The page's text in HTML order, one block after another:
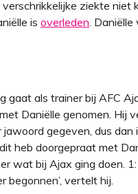
ziekte niet
is overleden .
gaat als trainer bij AFC
Daniëlle genomen. Hij
jawoord gegeven, dus
heb doorgepraat met
wat bij Ajax ging doen. 1:
begonnen’, vertelt hij.